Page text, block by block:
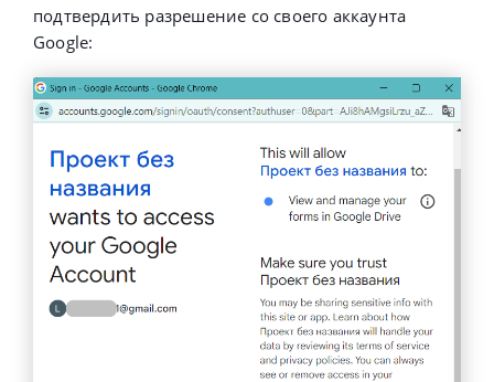
подтвердить разрешение со своего аккаунта
Google: